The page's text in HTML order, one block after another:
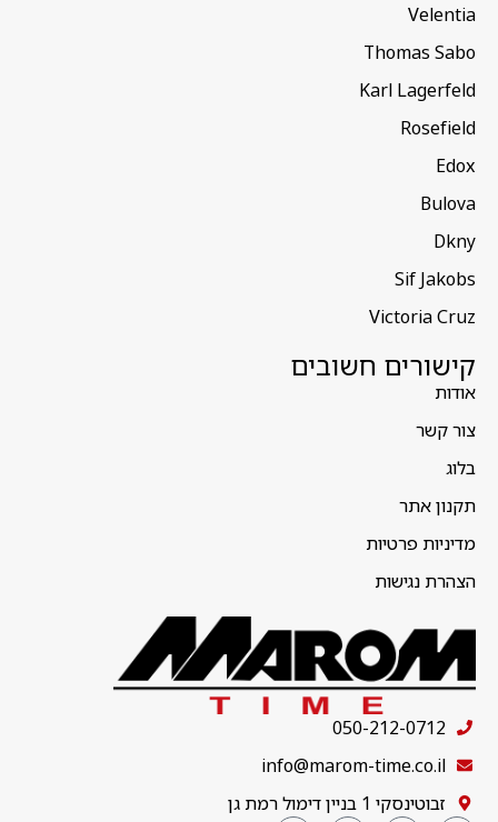
Velentia
Thomas Sabo
Karl Lagerfeld
Rosefield
Edox
Bulova
Dkny
Sif Jakobs
Victoria Cruz
קישורים חשובים
אודות
צור קשר
בלוג
תקנון אתר
מדיניות פרטיות
הצהרת נגישות
050-212-0712
info@marom-time.co.il
זבוטינסקי 1 בניין דימול רמת גן